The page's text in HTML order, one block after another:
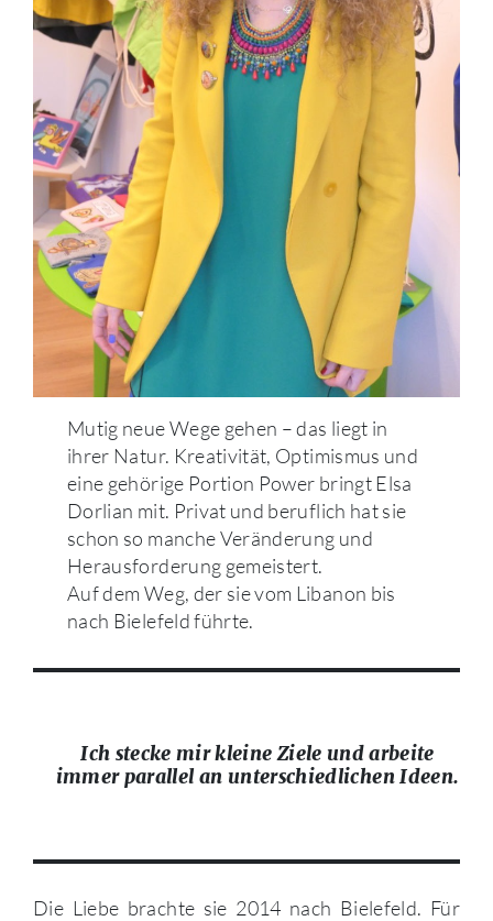
Mutig neue Wege gehen – das liegt in
ihrer Natur. Kreativität, Optimismus und
eine gehörige Portion Power bringt Elsa
Dorlian mit. Privat und beruflich hat sie
schon so manche Veränderung und
Herausforderung gemeistert.
Auf dem Weg, der sie vom Libanon bis
nach Bielefeld führte.
Ich stecke mir kleine Ziele und arbeite
immer parallel an unterschiedlichen Ideen.
Die Liebe brachte sie 2014 nach Bielefeld. Für